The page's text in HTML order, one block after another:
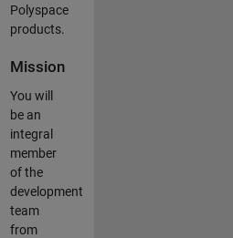
Polyspace
products.
Mission
You will
be an
integral
member
of the
development
team
from